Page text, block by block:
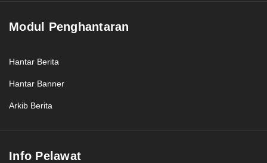
Modul Penghantaran
Hantar Berita
Hantar Banner
Arkib Berita
Info Pelawat